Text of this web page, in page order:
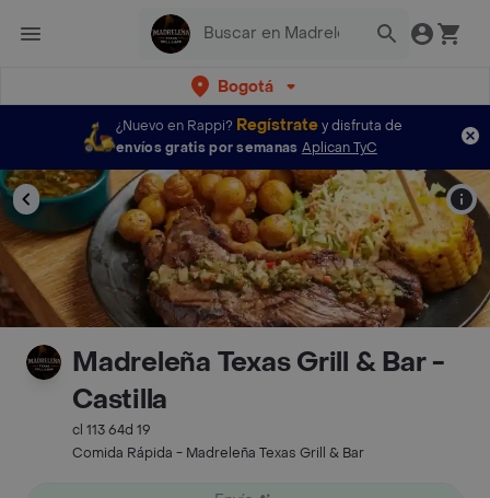
Bogotá
¿Nuevo en Rappi? Regístratey disfruta de
envíos gratis por semanas Aplican TyC
Madreleña Texas Grill & Bar -
Castilla
cl 113 64d 19
Comida Rápida - Madreleña Texas Grill & Bar